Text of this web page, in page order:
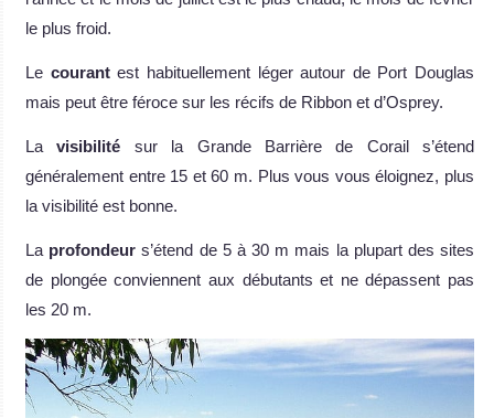
le plus froid.
Le courantest habituellement léger autour de Port Douglas
mais peut être féroce sur les récifs de Ribbon et d’Osprey.
Lavisibilité sur la Grande Barrière de Corail s’étend
généralement entre 15 et 60 m. Plus vous vous éloignez, plus
la visibilité est bonne.
La profondeur s’étend de 5 à 30 m mais la plupart des sites
de plongée conviennent aux débutants et ne dépassent pas
les 20 m.